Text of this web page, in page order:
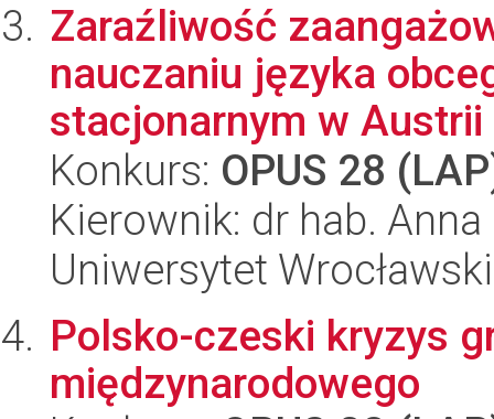
Zaraźliwość
nauczaniu języka
stacjonarnym w Austrii
Konkurs: OPUS 28
Kierownik: dr hab.
Uniwersytet Wrocławski
Polsko-czeski kryzys
międzynarodowego